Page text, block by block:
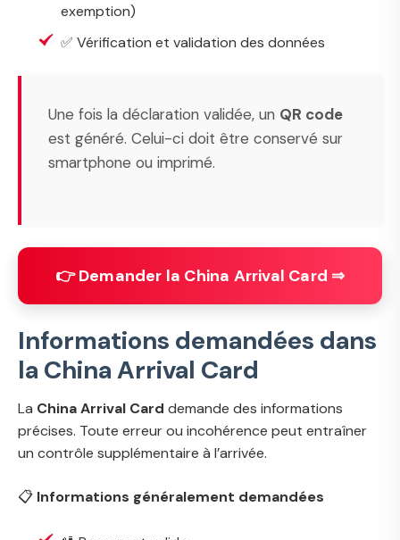
exemption)
✅ Vérification et validation des données
Une fois la déclaration validée, un QR code
est généré. Celui-ci doit être conservé sur
smartphone ou imprimé.
👉 Demander la China Arrival Card ⇒
Informations demandées dans
la China Arrival Card
La China Arrival Card demande des informations
précises. Toute erreur ou incohérence peut entraîner
un contrôle supplémentaire à l’arrivée.
📋 Informations généralement demandées